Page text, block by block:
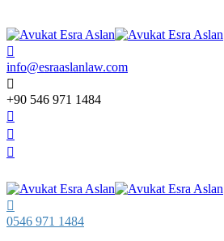
info@esraaslanlaw.com
+90 546 971 1484
0546 971 1484